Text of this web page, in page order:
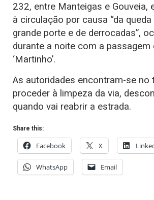
232, entre Manteigas e Gouveia,
à circulação por causa “da
grande porte e de derrocadas”,
durante a noite com a passagem
‘Martinho’.
As autoridades encontram-se no
proceder à limpeza da via,
quando vai reabrir a estrada.
Share this:
Facebook X
WhatsApp Email